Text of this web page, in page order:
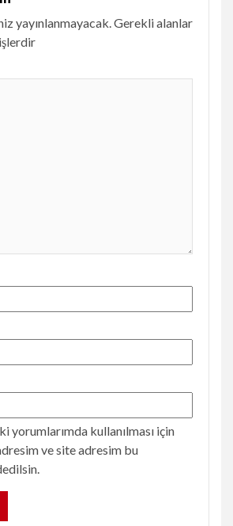
yayınlanmayacak.Gerekli alanlar
yorumlarımda kullanılması için
ve site adresim bu